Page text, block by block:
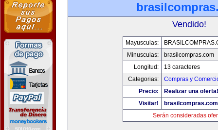
Vendido!
Mayusculas:
Minusculas:
brasilcompras.com
Longitud:
13 caracteres
Categorias:
Compras y
Precio:
Realizar una oferta!
Visitar!
brasilcompras.com
Serán consideradas